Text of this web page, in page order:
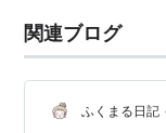
関連ブログ
ふくまる日記